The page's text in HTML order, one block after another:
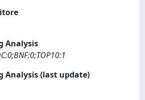
Analysis
Analysis (last update)